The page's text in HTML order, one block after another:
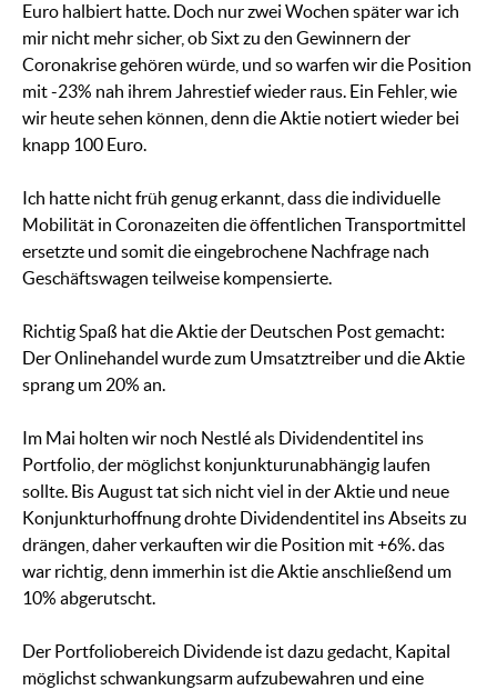
Euro halbiert hatte. Doch nur zwei Wochen später war ich
mir nicht mehr sicher, ob Sixt zu den Gewinnern der
Coronakrise gehören würde, und so warfen wir die Position
mit -23% nah ihrem Jahrestief wieder raus. Ein Fehler, wie
wir heute sehen können, denn die Aktie notiert wieder bei
knapp 100 Euro.
Ich hatte nicht früh genug erkannt, dass die individuelle
Mobilität in Coronazeiten die öffentlichen Transportmittel
ersetzte und somit die eingebrochene Nachfrage nach
Geschäftswagen teilweise kompensierte.
Richtig Spaß hat die Aktie der Deutschen Post gemacht:
Der Onlinehandel wurde zum Umsatztreiber und die Aktie
sprang um 20% an.
Im Mai holten wir noch Nestlé als Dividendentitel ins
Portfolio, der möglichst konjunkturunabhängig laufen
sollte. Bis August tat sich nicht viel in der Aktie und neue
Konjunkturhoffnung drohte Dividendentitel ins Abseits zu
drängen, daher verkauften wir die Position mit +6%. das
war richtig, denn immerhin ist die Aktie anschließend um
10% abgerutscht.
Der Portfoliobereich Dividende ist dazu gedacht, Kapital
möglichst schwankungsarm aufzubewahren und eine